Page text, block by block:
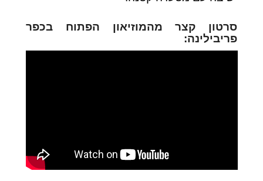
סרטון קצר מהמוזיאון הפתוח בכפר
פריבילינה: